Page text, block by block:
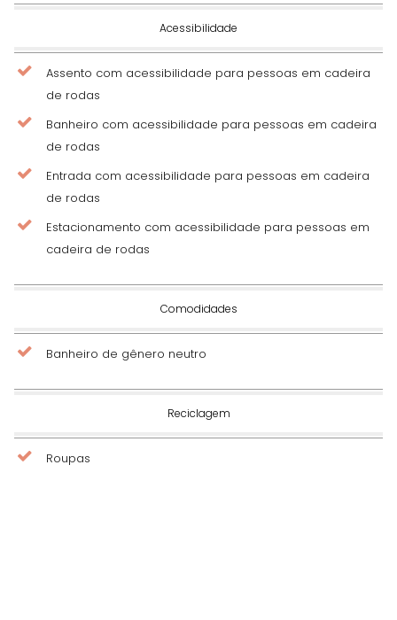
Acessibilidade
Assento com acessibilidade para pessoas em cadeira
de rodas
Banheiro com acessibilidade para pessoas em cadeira
de rodas
Entrada com acessibilidade para pessoas em cadeira
de rodas
Estacionamento com acessibilidade para pessoas em
cadeira de rodas
Comodidades
Banheiro de gênero neutro
Reciclagem
Roupas